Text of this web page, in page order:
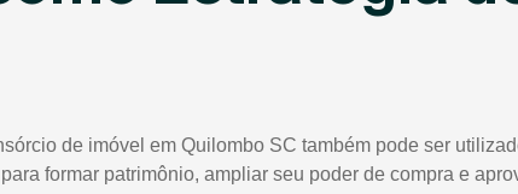
de imóvel em Quilombo SC também pode ser
formar patrimônio, ampliar seu poder de compra e